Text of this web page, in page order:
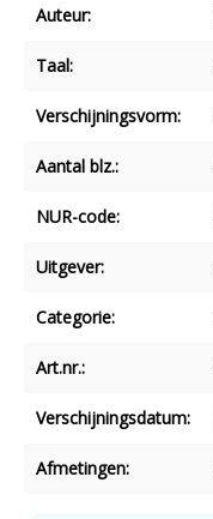
Auteur:
Taal:
Verschijningsvorm:
Aantal blz.:
NUR-code:
Uitgever:
Categorie:
Art.nr.:
Verschijningsdatum:
Afmetingen: